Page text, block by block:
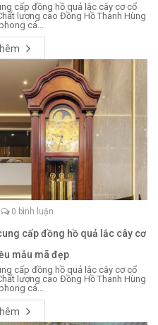
cấp đồng hồ quả lắc cây cơ cổ
lượng cao Đồng Hồ Thanh Hùng
cá...
0 bình luận
cấp đồng hồ quả lắc cây cơ
mẫu mã đẹp
cấp đồng hồ quả lắc cây cơ cổ
lượng cao Đồng Hồ Thanh Hùng
cá...